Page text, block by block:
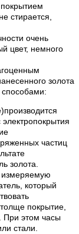
стирается,
очень
цвет, немного
золота
способами:
частиц
золота.
измеряемую
который
покрытие,
При этом часы
стали.